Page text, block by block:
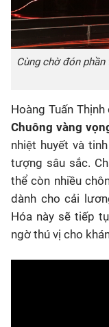
Cùng chờ đón phần
Hoàng Tuấn
Chuông vàng
nhiệt huyết và
tượng sâu sắc.
thể còn nhiều
dành cho cải
Hóa này sẽ tiếp
ngờ thú vị cho